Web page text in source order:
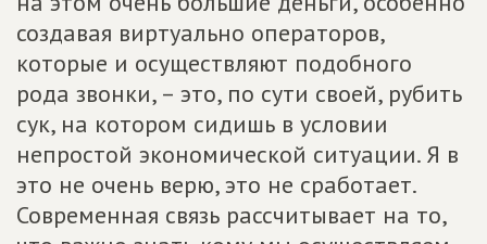
создавая виртуально операторов,
которые и осуществляют подобного
рода звонки, – это, по сути своей, рубить
сук, на котором сидишь в условии
непростой экономической ситуации. Я в
это не очень верю, это не сработает.
Современная связь рассчитывает на то,